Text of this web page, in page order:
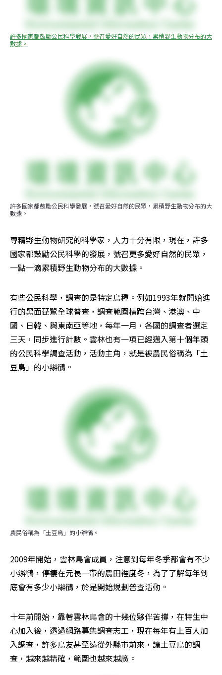
許多國家都鼓勵公民科學發展，號召愛好自然的民眾，累積野生動物分布的大
數據。
許多國家都鼓勵公民科學發展，號召愛好自然的民眾，累積野生動物分布的大
數據。
專精野生動物研究的科學家，人力十分有限，現在，許多
國家都鼓勵公民科學的發展，號召更多愛好自然的民眾，
一點一滴累積野生動物分布的大數據。
有些公民科學，調查的是特定鳥種。例如1993年就開始進
行的黑面琵鷺全球普查，調查範圍橫跨台灣、港澳、中
國、日韓、與東南亞等地，每年一月，各國的調查者選定
三天，同步進行計數。雲林也有一項已經邁入第十個年頭
的公民科學調查活動，活動主角，就是被農民俗稱為「土
豆鳥」的小辮鴴。
農民俗稱為「土豆鳥」的小辮鴴。
2009年開始，雲林鳥會成員，注意到每年冬季都會有不少
小辮鴴，停棲在元長一帶的農田裡度冬，為了了解每年到
底會有多少小辮鴴，於是開始規劃普查活動。
十年前開始，靠著雲林鳥會的十幾位夥伴苦撐，在特生中
心加入後，透過網路募集調查志工，現在每年有上百人加
入調查，許多鳥友甚至遠從外縣市前來，讓土豆鳥的調
查，越來越精確，範圍也越來越廣。